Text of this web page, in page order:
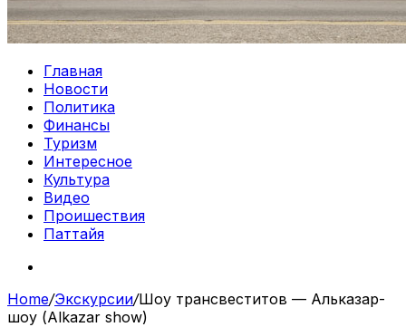
Главная
Новости
Политика
Финансы
Туризм
Интересное
Культура
Видео
Проишествия
Паттайя
Home/Экскурсии/Шоу трансвеститов — Альказар-
шоу (Alkazar show)